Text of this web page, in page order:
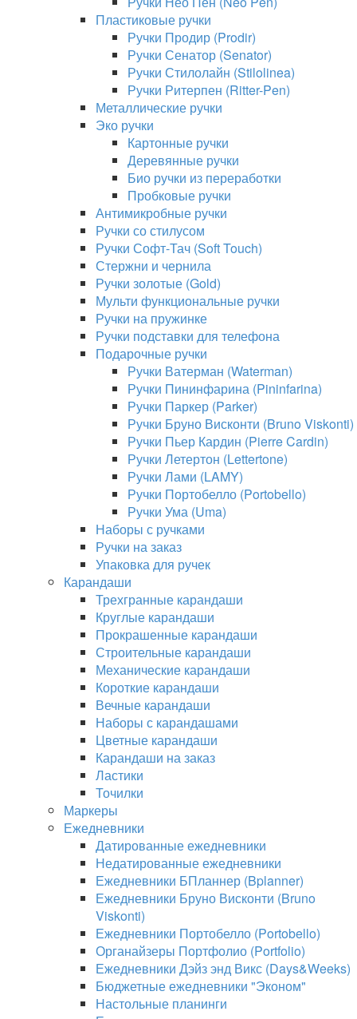
Пластиковые ручки
Ручки Продир (Prodir)
Ручки Сенатор (Senator)
Ручки Стилолайн (Stilolinea)
Ручки Ритерпен (Ritter-Pen)
Металлические ручки
Эко ручки
Картонные ручки
Деревянные ручки
Био ручки из переработки
Пробковые ручки
Антимикробные ручки
Ручки со стилусом
Ручки Софт-Тач (Soft Touch)
Стержни и чернила
Ручки золотые (Gold)
Мульти функциональные ручки
Ручки на пружинке
Ручки подставки для телефона
Подарочные ручки
Ручки Ватерман (Waterman)
Ручки Пининфарина (Pininfarina)
Ручки Паркер (Parker)
Ручки Бруно Висконти (Bruno Viskonti)
Ручки Пьер Кардин (Pierre Cardin)
Ручки Летертон (Lettertone)
Ручки Лами (LAMY)
Ручки Портобелло (Portobello)
Ручки Ума (Uma)
Наборы с ручками
Ручки на заказ
Упаковка для ручек
Карандаши
Трехгранные карандаши
Круглые карандаши
Прокрашенные карандаши
Строительные карандаши
Механические карандаши
Короткие карандаши
Вечные карандаши
Наборы с карандашами
Цветные карандаши
Карандаши на заказ
Ластики
Точилки
Маркеры
Ежедневники
Датированные ежедневники
Недатированные ежедневники
Ежедневники БПланнер (Bplanner)
Ежедневники Бруно Висконти (Bruno
Viskonti)
Ежедневники Портобелло (Portobello)
Органайзеры Портфолио (Portfolio)
Ежедневники Дэйз энд Викс (Days&Weeks)
Бюджетные ежедневники "Эконом"
Настольные планинги